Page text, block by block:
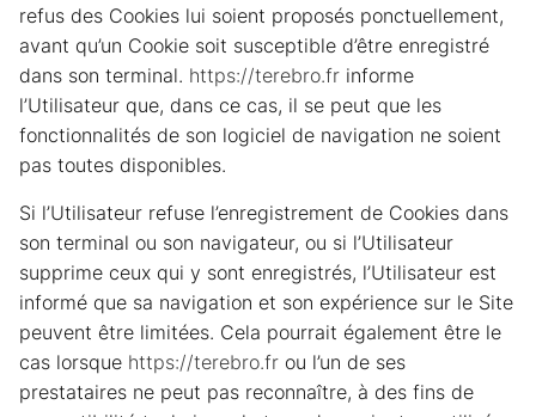
refus des Cookies lui soient proposés ponctuellement,
avant qu’un Cookie soit susceptible d’être enregistré
dans son terminal. https://terebro.fr informe
l’Utilisateur que, dans ce cas, il se peut que les
fonctionnalités de son logiciel de navigation ne soient
pas toutes disponibles.
Si l’Utilisateur refuse l’enregistrement de Cookies dans
son terminal ou son navigateur, ou si l’Utilisateur
supprime ceux qui y sont enregistrés, l’Utilisateur est
informé que sa navigation et son expérience sur le Site
peuvent être limitées. Cela pourrait également être le
cas lorsque https://terebro.fr ou l’un de ses
prestataires ne peut pas reconnaître, à des fins de